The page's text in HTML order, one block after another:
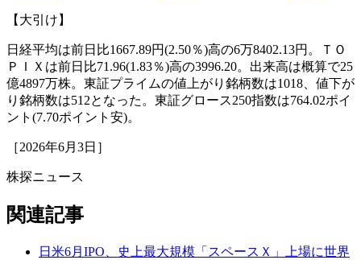
【大引け】
日経平均は前日比1667.89円(2.50％)高の6万8402.13円。ＴＯ
ＰＩＸは前日比71.96(1.83％)高の3996.20。出来高は概算で25
億4897万株。東証プライムの値上がり銘柄数は1018、値下が
り銘柄数は512となった。東証グロース250指数は764.02ポイ
ント(7.70ポイント安)。
［2026年6月3日］
株探ニュース
関連記事
日米6月IPO、史上最大規模「スペースＸ」上場に世界